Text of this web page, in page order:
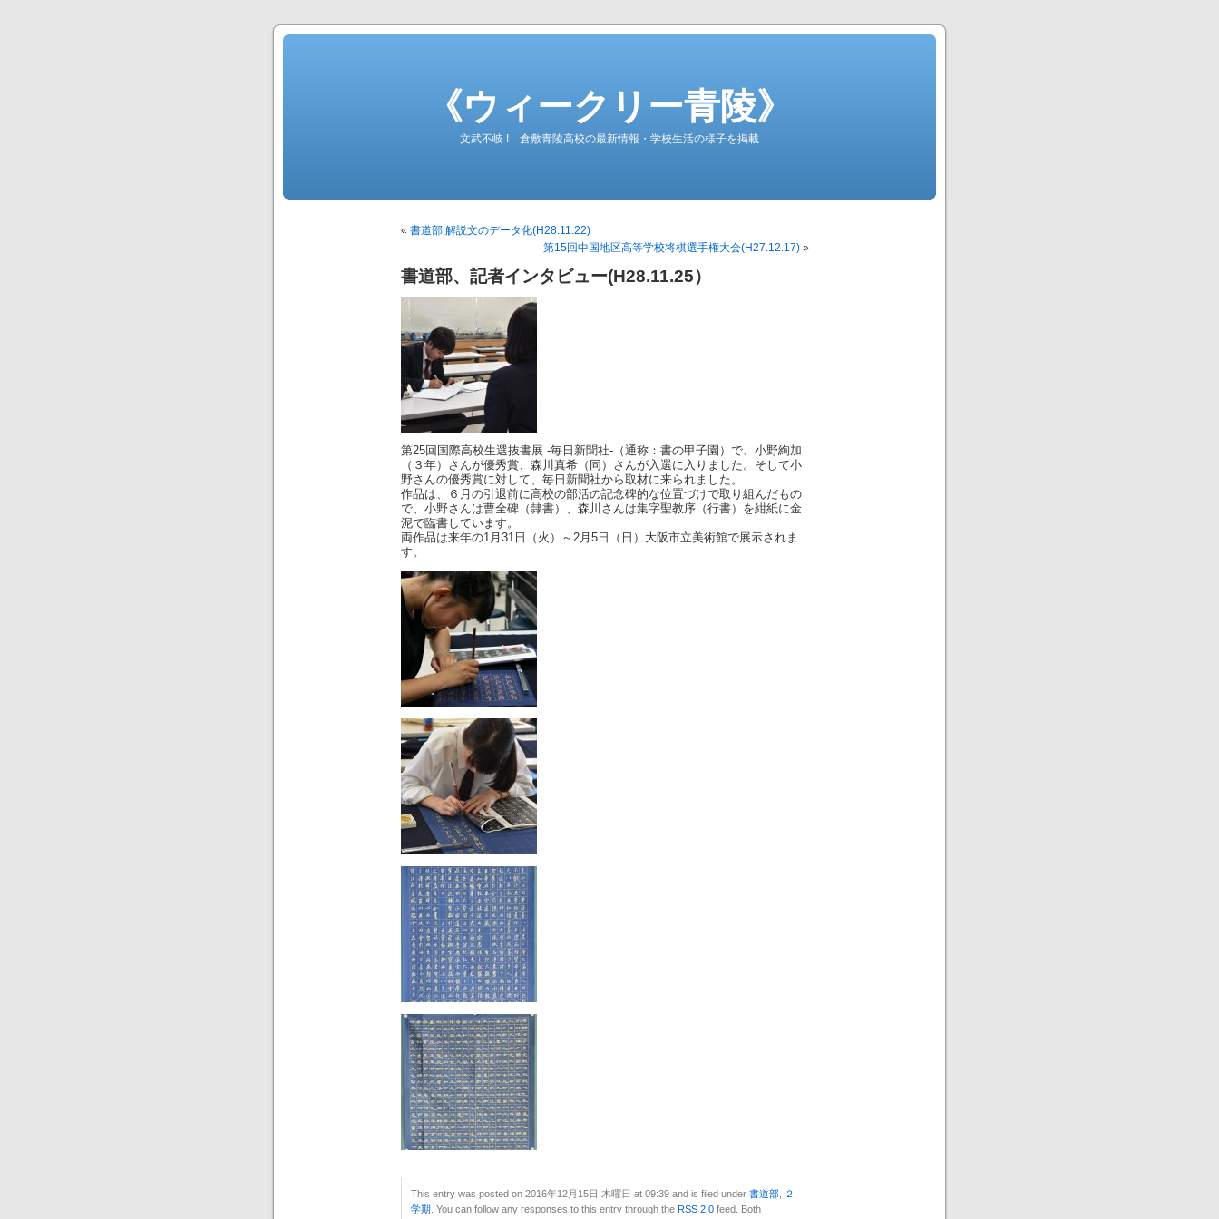
《ウィークリー青陵》
文武不岐 ! 倉敷青陵高校の最新情報・学校生活の様子を掲載
« 書道部,解説文のデータ化(H28.11.22)
第15回中国地区高等学校将棋選手権大会(H27.12.17) »
書道部、記者インタビュー(H28.11.25）
第25回国際高校生選抜書展 -毎日新聞社-（通称：書の甲子園）で、小野絢加
（３年）さんが優秀賞、森川真希（同）さんが入選に入りました。そして小
野さんの優秀賞に対して、毎日新聞社から取材に来られました。
作品は、６月の引退前に高校の部活の記念碑的な位置づけで取り組んだもの
で、小野さんは曹全碑（隷書）、森川さんは集字聖教序（行書）を紺紙に金
泥で臨書しています。
両作品は来年の1月31日（火）～2月5日（日）大阪市立美術館で展示されま
す。
This entry was posted on 2016年12月15日 木曜日 at 09:39 and is filed under 書道部
２
学期 . You can follow any responses to this entry through the RSS 2.0 feed. Both